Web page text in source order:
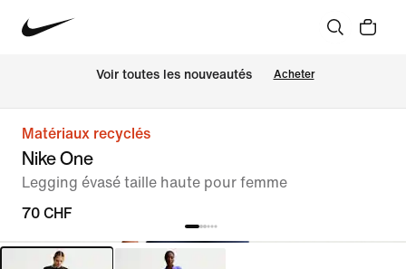
Voir toutes les nouveautés Acheter
Matériaux recyclés
Nike One
Legging évasé taille haute pour femme
70 CHF